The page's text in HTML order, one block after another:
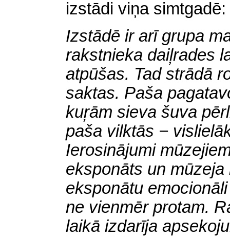
izstādi viņa simtgadē:
Izstādē ir arī grupa
rakstnieka daiļrades
atpūšas. Tad strādā
saktas. Paša
kuŗām sieva šuva
paša vilktās −
Ierosinājumi
eksponāts un
eksponātu
ne vienmēr protam.
laikā izdarīja